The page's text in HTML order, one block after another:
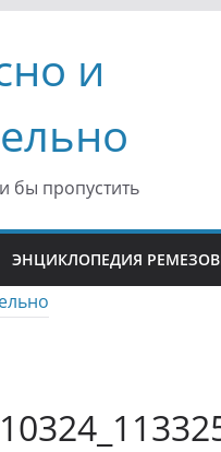
и
бы пропустить
ЭНЦИКЛОПЕДИЯ